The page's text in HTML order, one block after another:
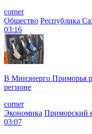
corner
Общество Республика
03:16
В Минэнерго Приморья
регионе
corner
Экономика Приморский
03:07